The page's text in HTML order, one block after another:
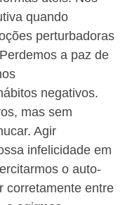
quando
perturbadoras
a paz de
negativos.
mas sem
Agir
infelicidade em
o auto-
corretamente entre